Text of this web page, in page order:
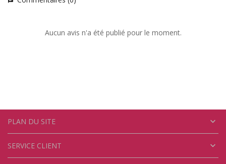
Aucun avis n'a été publié pour le moment.
PLAN DU SITE 
SERVICE CLIENT 